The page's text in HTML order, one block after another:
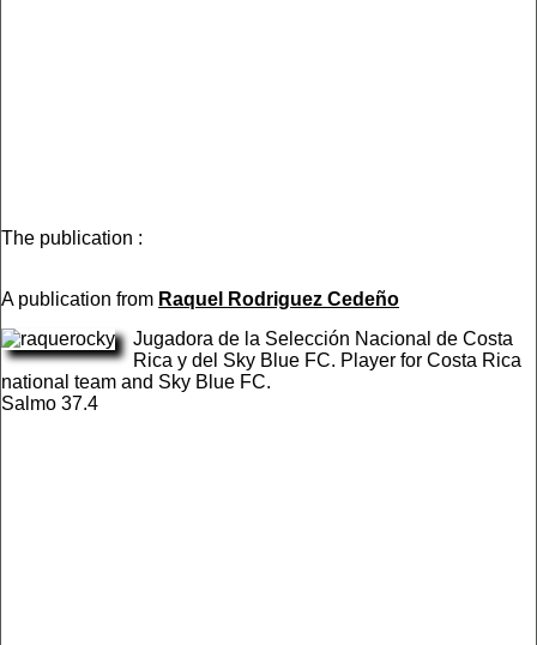
The publication :
A publication from Raquel Rodriguez Cedeño
Jugadora de la Selección Nacional de Costa
Rica y del Sky Blue FC. Player for Costa Rica
national team and Sky Blue FC.
Salmo 37.4